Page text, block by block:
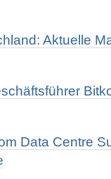
Aktuelle
Data Centre